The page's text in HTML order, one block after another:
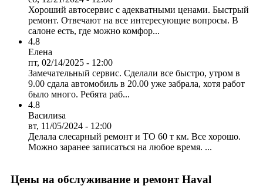
Хороший автосервис с адекватными ценами. Быстрый
ремонт. Отвечают на все интересующие вопросы. В
салоне есть, где можно комфор...
4.8
Елена
пт, 02/14/2025 - 12:00
Замечательный сервис. Сделали все быстро, утром в
9.00 сдала автомобиль в 20.00 уже забрала, хотя работ
было много. Ребята раб...
4.8
Василиsa
вт, 11/05/2024 - 12:00
Делала слесарный ремонт и ТО 60 т км. Все хорошо.
Можно заранее записаться на любое время. ...
Цены на обслуживание и ремонт Haval